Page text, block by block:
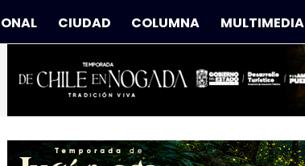
CIUDAD COLUMNA MULTIMEDIA